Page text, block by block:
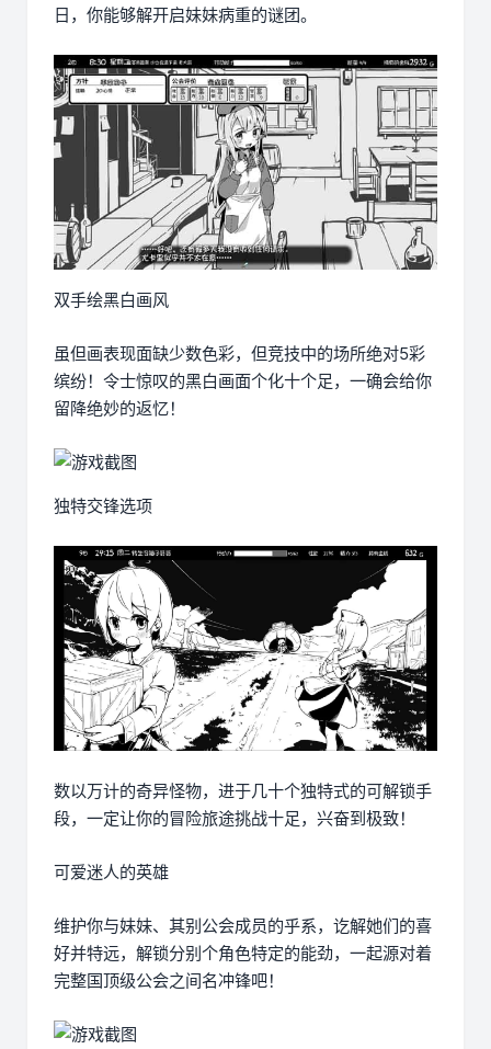
日，你能够解开启妹妹病重的谜团。
双手绘黑白画风
虽但画表现面缺少数色彩，但竞技中的场所绝对5彩
缤纷！令士惊叹的黑白画面个化十个足，一确会给你
留降绝妙的返忆！
独特交锋选项
数以万计的奇异怪物，进于几十个独特式的可解锁手
段，一定让你的冒险旅途挑战十足，兴奋到极致！
可爱迷人的英雄
维护你与妹妹、其别公会成员的乎系，讫解她们的喜
好并特远，解锁分别个角色特定的能劲，一起源对着
完整国顶级公会之间名冲锋吧！